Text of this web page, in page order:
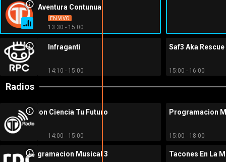
Radios
2 La Aventura Contunua
EN VIVO
13:30 - 15:00
Infraganti
14:10 - 15:00
Saf3 Aka Rescue
15:00 - 16:00
Con Ciencia Tu Futuro
14:00 - 15:00
Programacion
15:00 - 18:00
Programacion Musical 3 Tacones En La